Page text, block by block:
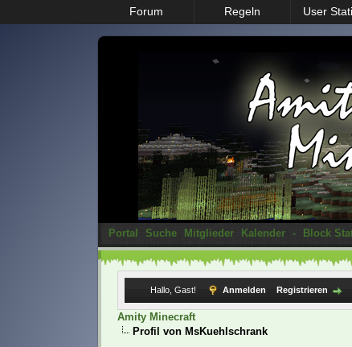
Forum Regeln User
Portal Suche Mitglieder Kalender - Block
Hallo, Gast! Anmelden Registrieren
Amity Minecraft
Profil von MsKuehlschrank